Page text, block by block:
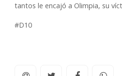
tantos le encajó a Olimpia, su
#D10